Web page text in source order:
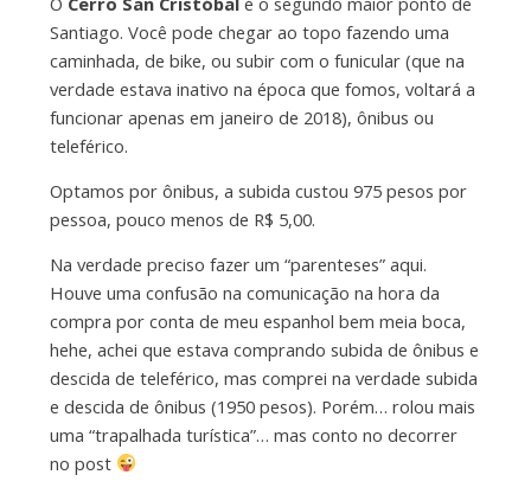
Santiago. Você pode chegar ao topo fazendo uma
caminhada, de bike, ou subir com o funicular (que na
verdade estava inativo na época que fomos, voltará a
funcionar apenas em janeiro de 2018), ônibus ou
teleférico.
Optamos por ônibus, a subida custou 975 pesos por
pessoa, pouco menos de R$ 5,00.
Na verdade preciso fazer um “parenteses” aqui.
Houve uma confusão na comunicação na hora da
compra por conta de meu espanhol bem meia boca,
hehe, achei que estava comprando subida de ônibus e
descida de teleférico, mas comprei na verdade subida
e descida de ônibus (1950 pesos). Porém… rolou mais
uma “trapalhada turística”… mas conto no decorrer
no post